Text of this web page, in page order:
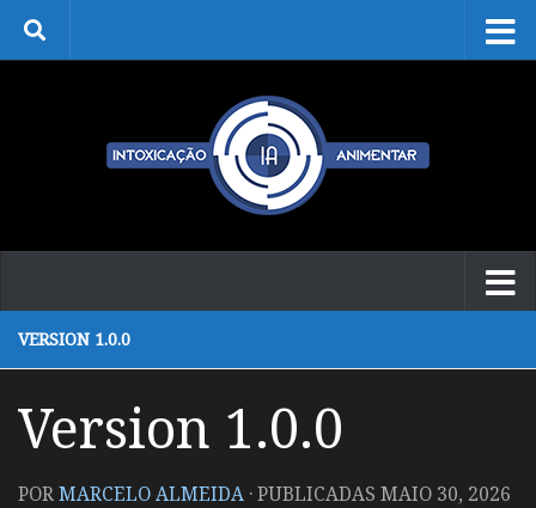
Skip to content
VERSION 1.0.0
Version 1.0.0
PORMARCELO ALMEIDA · PUBLICADAS MAIO 30, 2026